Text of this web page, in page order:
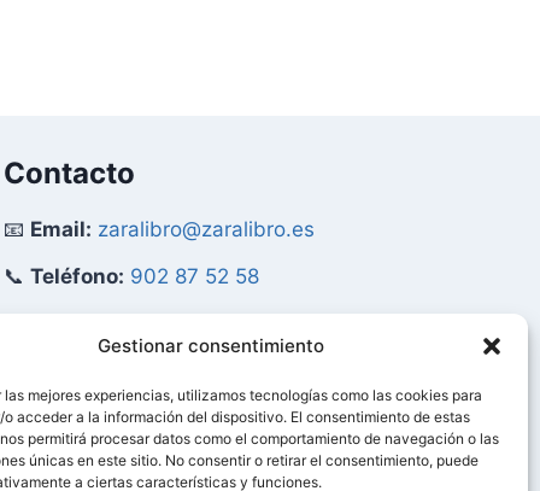
Gestionar consentimiento
las mejores experiencias, utilizamos tecnologías como las cookies para
o acceder a la información del dispositivo. El consentimiento de estas
permitirá procesar datos como el comportamiento de navegación o las
únicas en este sitio. No consentir o retirar el consentimiento, puede
a ciertas características y funciones.
Contacto
📧 Email: zaralibro@zaralibro.es
📞 Teléfono: 902 87 52 58
Mi Cuenta
👤Acceder / Mi Cuenta
🛒Ver Carrito